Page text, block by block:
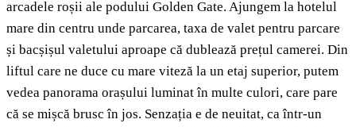
arcadele roșii ale podului Golden Gate. Ajungem la hotelul
mare din centru unde parcarea, taxa de valet pentru parcare
și bacșișul valetului aproape că dublează prețul camerei. Din
liftul care ne duce cu mare viteză la un etaj superior, putem
vedea panorama orașului luminat în multe culori, care pare
că se mișcă brusc în jos. Senzația e de neuitat, ca într-un